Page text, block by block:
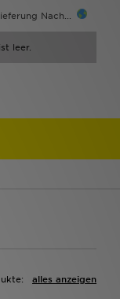
Nach...
leer.
alles anzeigen